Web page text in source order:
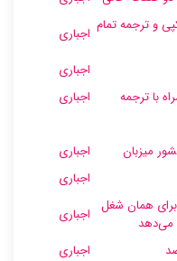
و ترجمه تمام اجباری
اجباری
با ترجمه
اجباری
میزبان
اجباری
اجباری
همان شغل
می‌دهد
اجباری
اجباری